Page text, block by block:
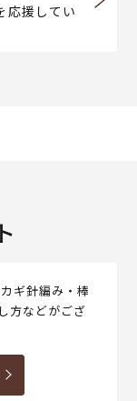
応援してい
ギ針編み・棒
方などがござ